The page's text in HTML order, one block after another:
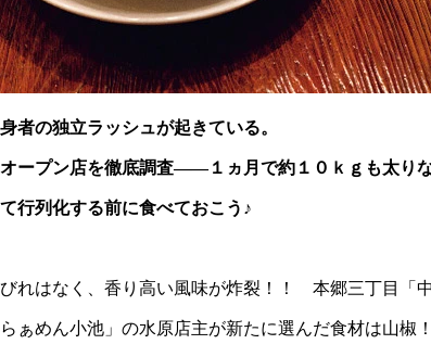
者の独立ラッシュが起きている。
ープン店を徹底調査――１ヵ月で約１０ｋｇも太り
行列化する前に食べておこう♪
れはなく、香り高い風味が炸裂！！ 本郷三丁目「
ぁめん小池」の水原店主が新たに選んだ食材は山椒！